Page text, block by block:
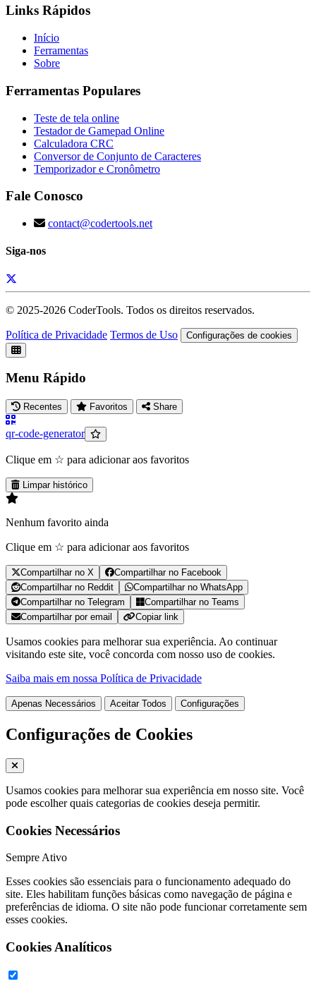
Links Rápidos
Início
Ferramentas
Sobre
Ferramentas Populares
Teste de tela online
Testador de Gamepad Online
Calculadora CRC
Conversor de Conjunto de Caracteres
Temporizador e Cronômetro
Fale Conosco
contact@codertools.net
Siga-nos
© 2025-2026 CoderTools. Todos os direitos reservados.
Política de Privacidade Termos de Uso Configurações de cookies
Menu Rápido
Recentes Favoritos Share
qr-code-generator
Clique em ☆ para adicionar aos favoritos
Limpar histórico
Nenhum favorito ainda
Clique em ☆ para adicionar aos favoritos
Compartilhar no X
Compartilhar no Facebook
Compartilhar no Reddit
Compartilhar no WhatsApp
Compartilhar no Telegram
Compartilhar no Teams
Compartilhar por email
Copiar link
Usamos cookies para melhorar sua experiência. Ao continuar
visitando este site, você concorda com nosso uso de cookies.
Saiba mais em nossa Política de Privacidade
Apenas Necessários Aceitar Todos Configurações
Configurações de Cookies
Usamos cookies para melhorar sua experiência em nosso site. Você
pode escolher quais categorias de cookies deseja permitir.
Cookies Necessários
Sempre Ativo
Esses cookies são essenciais para o funcionamento adequado do
site. Eles habilitam funções básicas como navegação de página e
preferências de idioma. O site não pode funcionar corretamente sem
esses cookies.
Cookies Analíticos